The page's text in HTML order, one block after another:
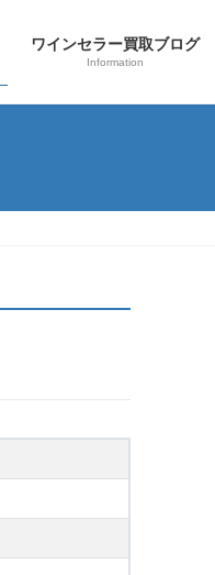
ワインセラー買取ブログ
Information